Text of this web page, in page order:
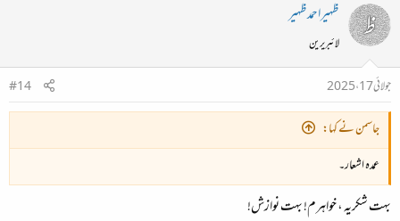
ظہیراحمدظہیر
لائبریرین
جولائی 17، 2025
#14
جاسمن نے کہا:
عمدہ اشعار۔
بہت شکریہ ، خواہرم! بہت نوازش!